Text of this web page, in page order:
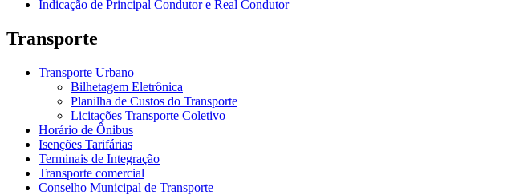
Indicação de Principal Condutor e Real Condutor
Transporte
Transporte Urbano
Bilhetagem Eletrônica
Planilha de Custos do Transporte
Licitações Transporte Coletivo
Horário de Ônibus
Isenções Tarifárias
Terminais de Integração
Transporte comercial
Conselho Municipal de Transporte